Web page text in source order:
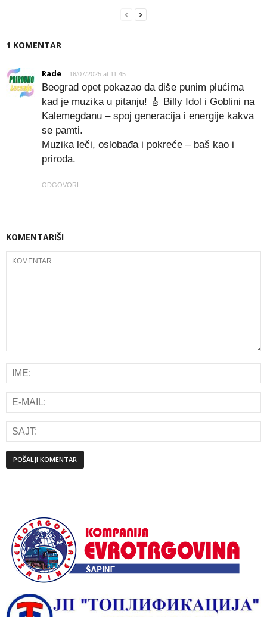
1 KOMENTAR
Rade 16/07/2025 at 11:45
Beograd opet pokazao da diše punim plućima
kad je muzika u pitanju! 🎸 Billy Idol i Goblini na
Kalemegdanu – spoj generacija i energije kakva
se pamti.
Muzika leči, oslobađa i pokreće – baš kao i
priroda.
ODGOVORI
KOMENTARIŠI